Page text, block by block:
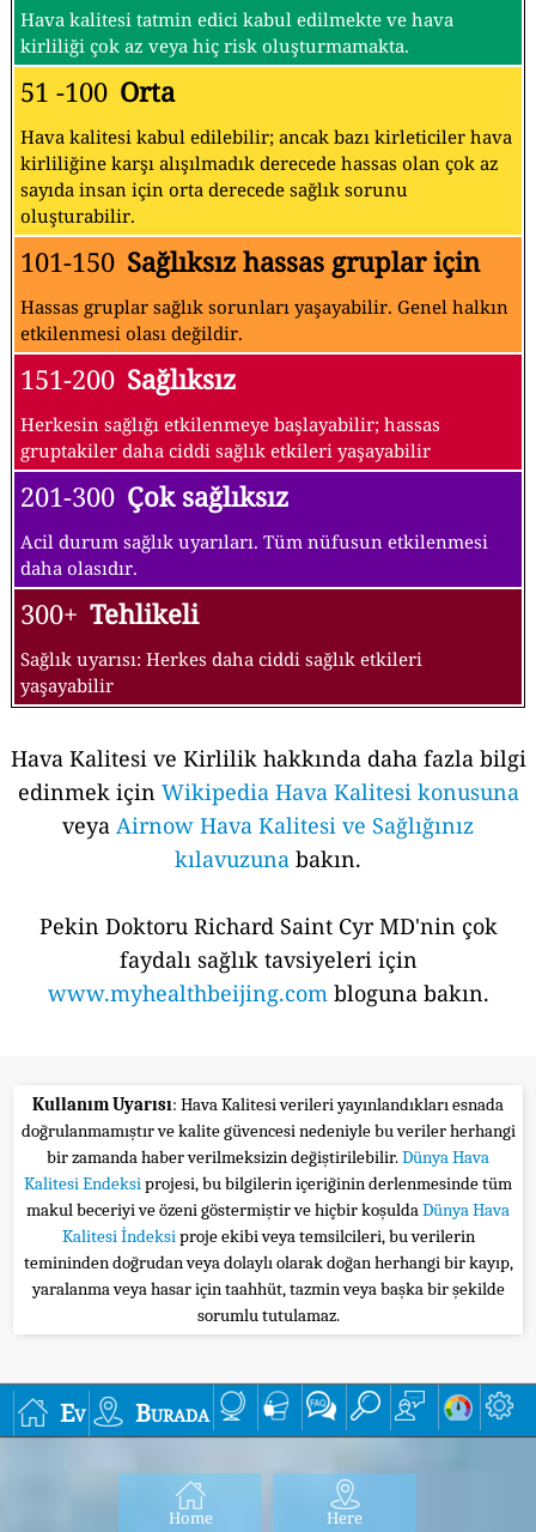
Hava kalitesi tatmin edici kabul edilmekte ve hava
kirliliği çok az veya hiç risk oluşturmamakta.
51 -100 Orta
Hava kalitesi kabul edilebilir; ancak bazı kirleticiler hava
kirliliğine karşı alışılmadık derecede hassas olan çok az
sayıda insan için orta derecede sağlık sorunu
oluşturabilir.
101-150 Sağlıksız hassas gruplar için
Hassas gruplar sağlık sorunları yaşayabilir. Genel halkın
etkilenmesi olası değildir.
151-200 Sağlıksız
Herkesin sağlığı etkilenmeye başlayabilir; hassas
gruptakiler daha ciddi sağlık etkileri yaşayabilir
201-300 Çok sağlıksız
Acil durum sağlık uyarıları. Tüm nüfusun etkilenmesi
daha olasıdır.
300+ Tehlikeli
Sağlık uyarısı: Herkes daha ciddi sağlık etkileri
yaşayabilir
Hava Kalitesi ve Kirlilik hakkında daha fazla bilgi
edinmek için Wikipedia Hava Kalitesi konusuna
veya Airnow Hava Kalitesi ve Sağlığınız
kılavuzuna bakın.
Pekin Doktoru Richard Saint Cyr MD'nin çok
faydalı sağlık tavsiyeleri için
www.myhealthbeijing.combloguna bakın.
Kullanım Uyarısı: Hava Kalitesi verileri yayınlandıkları esnada
doğrulanmamıştır ve kalite güvencesi nedeniyle bu veriler herhangi
bir zamanda haber verilmeksizin değiştirilebilir.Dünya Hava
Kalitesi Endeksiprojesi, bu bilgilerin içeriğinin derlenmesinde tüm
makul beceriyi ve özeni göstermiştir ve hiçbir koşuldaDünya Hava
Kalitesi İndeksiproje ekibi veya temsilcileri, bu verilerin
temininden doğrudan veya dolaylı olarak doğan herhangi bir kayıp,
yaralanma veya hasar için taahhüt, tazmin veya başka bir şekilde
sorumlu tutulamaz.
Ev Burada
Home Here